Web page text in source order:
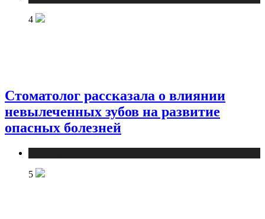
4
Стоматолог рассказала о влиянии
невылеченных зубов на развитие
опасных болезней
5